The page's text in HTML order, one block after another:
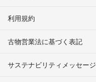
利用規約
古物営業法に基づく表記
サステナビリティメッセージ